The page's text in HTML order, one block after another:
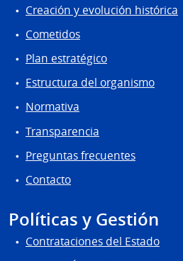
Creación y evolución histórica
Cometidos
Plan estratégico
Estructura del organismo
Normativa
Transparencia
Preguntas frecuentes
Contacto
Políticas y Gestión
Contrataciones del Estado